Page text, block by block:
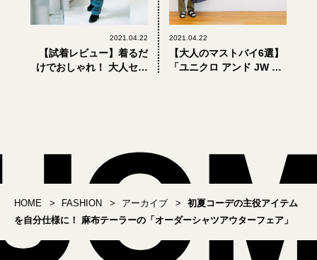
2021.04.22
【試着レビュー】着るだ
けでおしゃれ！ 大人セッ
2021.04.22
【大人のマストバイ6選】
「ユニクロ アンド JW ア
HOME FASHION アーカイブ
初夏コーデの主役アイテム
を自分仕様に！ 麻布テーラーの「オーダーシャツアウターフェア」